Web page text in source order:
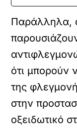
Παράλληλα,
ότι μπορούν
της
στην
οξειδωτικό